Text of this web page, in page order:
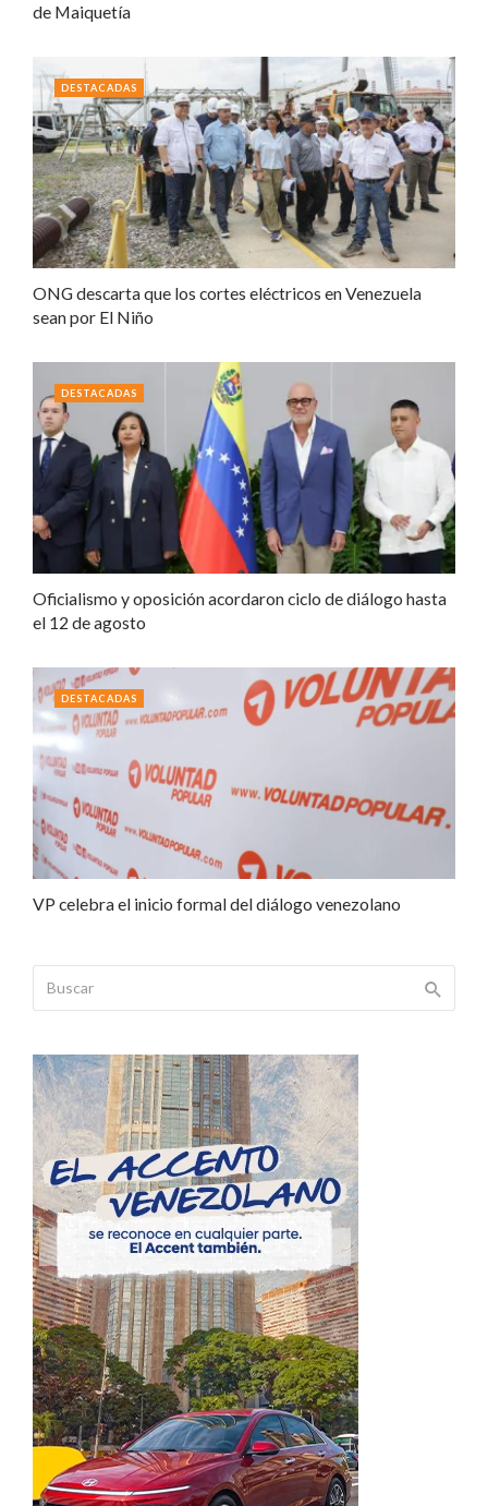
de Maiquetía
ONG descarta que los cortes eléctricos en Venezuela
sean por El Niño
DESTACADAS
Oficialismo y oposición acordaron ciclo de diálogo hasta
el 12 de agosto
DESTACADAS
VP celebra el inicio formal del diálogo venezolano
DESTACADAS